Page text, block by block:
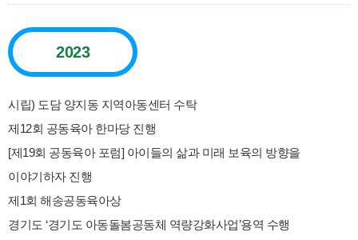
2023
시립) 도담 양지동 지역아동센터 수탁
제12회 공동육아 한마당 진행
[제19회 공동육아 포럼] 아이들의 삶과 미래 보육의 방향을
이야기하자 진행
제1회 해송공동육아상
경기도 ‘경기도 아동돌봄공동체 역량강화사업’용역 수행